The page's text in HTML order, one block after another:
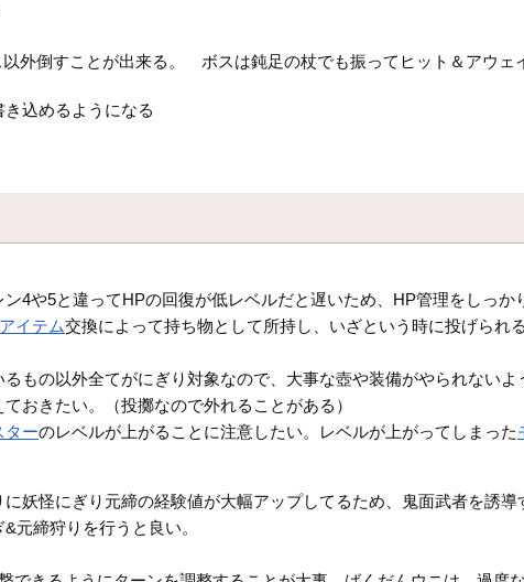
外倒すことが出来る。 ボスは鈍足の杖でも振ってヒット＆アウェ
込めるようになる
4や5と違ってHPの回復が低レベルだと遅いため、HP管理をしっか
アイテム交換によって持ち物として所持し、いざという時に投げられ
もの以外全てがにぎり対象なので、大事な壺や装備がやられない
おきたい。（投擲なので外れることがある）
ターのレベルが上がることに注意したい。レベルが上がってしまった
妖怪にぎり元締の経験値が大幅アップしてるため、鬼面武者を誘
元締狩りを行うと良い。